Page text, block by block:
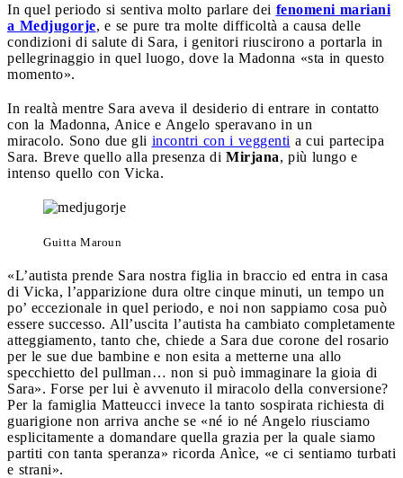
In quel periodo si sentiva molto parlare dei fenomeni mariani
a Medjugorje, e se pure tra molte difficoltà a causa delle
condizioni di salute di Sara, i genitori riuscirono a portarla in
pellegrinaggio in quel luogo, dove la Madonna «sta in questo
momento».
In realtà mentre Sara aveva il desiderio di entrare in contatto
con la Madonna, Anice e Angelo speravano in un
miracolo. Sono due gli incontri con i veggenti a cui partecipa
Sara. Breve quello alla presenza di Mirjana, più lungo e
intenso quello con Vicka.
Guitta Maroun
«L’autista prende Sara nostra figlia in braccio ed entra in casa
di Vicka, l’apparizione dura oltre cinque minuti, un tempo un
po’ eccezionale in quel periodo, e noi non sappiamo cosa può
essere successo. All’uscita l’autista ha cambiato completamente
atteggiamento, tanto che, chiede a Sara due corone del rosario
per le sue due bambine e non esita a metterne una allo
specchietto del pullman… non si può immaginare la gioia di
Sara». Forse per lui è avvenuto il miracolo della conversione?
Per la famiglia Matteucci invece la tanto sospirata richiesta di
guarigione non arriva anche se «né io né Angelo riusciamo
esplicitamente a domandare quella grazia per la quale siamo
partiti con tanta speranza» ricorda Anìce, «e ci sentiamo turbati
e strani».